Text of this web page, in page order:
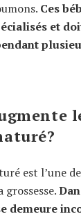
Ces
et
est l’une
demeure